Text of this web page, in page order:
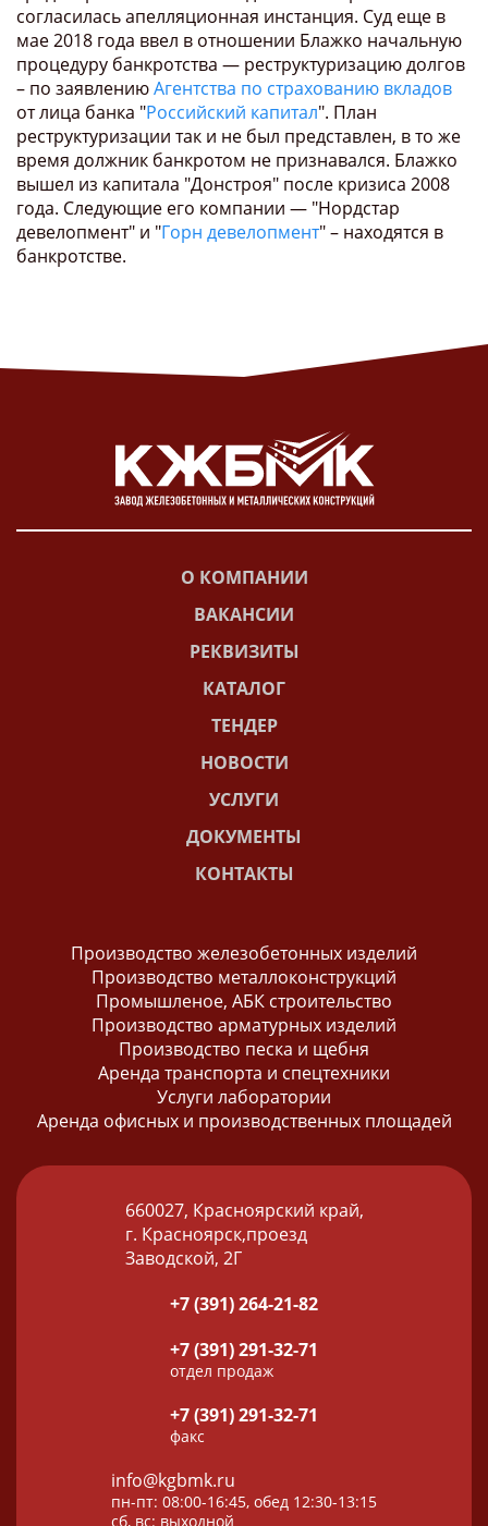
согласилась апелляционная инстанция. Суд еще в
мае 2018 года ввел в отношении Блажко начальную
процедуру банкротства — реструктуризацию долгов
– по заявлениюАгентства по страхованию вкладов
от лица банка "Российский капитал". План
реструктуризации так и не был представлен, в то же
время должник банкротом не признавался. Блажко
вышел из капитала "Донстроя" после кризиса 2008
года. Следующие его компании — "Нордстар
девелопмент" и "Горн девелопмент" – находятся в
банкротстве.
О КОМПАНИИ
ВАКАНСИИ
РЕКВИЗИТЫ
КАТАЛОГ
ТЕНДЕР
НОВОСТИ
УСЛУГИ
ДОКУМЕНТЫ
КОНТАКТЫ
Производство железобетонных изделий
Производство металлоконструкций
Промышленое, АБК строительство
Производство арматурных изделий
Производство песка и щебня
Аренда транспорта и спецтехники
Услуги лаборатории
Аренда офисных и производственных площадей
660027, Красноярский край,
г. Красноярск,проезд
Заводской, 2Г
+7 (391) 264-21-82
+7 (391) 291-32-71
отдел продаж
+7 (391) 291-32-71
факс
info@kgbmk.ru
пн-пт: 08:00-16:45, обед 12:30-13:15
сб, вс: выходной